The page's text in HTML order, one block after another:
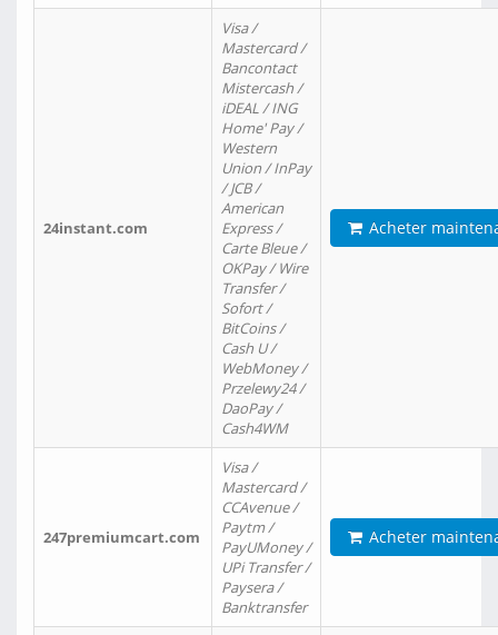
24instant.com
Visa /
Mastercard /
Bancontact
Mistercash /
iDEAL / ING
Home' Pay /
Western
Union / InPay
/ JCB /
American
Express /
Carte Bleue /
OKPay / Wire
Transfer /
Sofort /
BitCoins /
Cash U /
WebMoney /
Przelewy24 /
DaoPay /
Cash4WM
Acheter
247premiumcart.com
Visa /
Mastercard /
CCAvenue /
Paytm /
PayUMoney /
UPi Transfer /
Paysera /
Banktransfer
Acheter